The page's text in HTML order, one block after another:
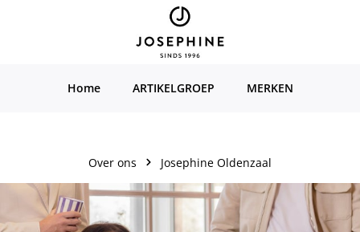
Home ARTIKELGROEP MERKEN
Over ons Josephine Oldenzaal